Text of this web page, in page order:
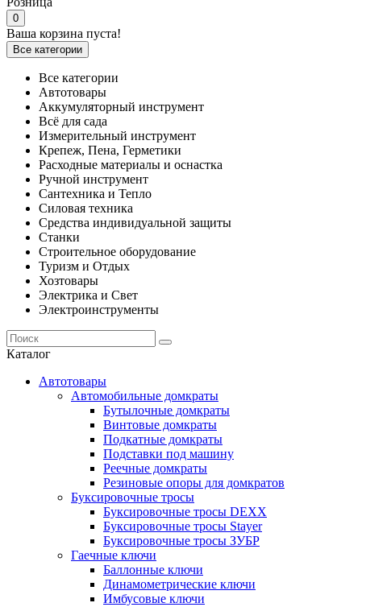
0
Ваша корзина пуста!
Все категории
Все категории
Автотовары
Аккумуляторный инструмент
Всё для сада
Измерительный инструмент
Крепеж, Пена, Герметики
Расходные материалы и оснастка
Ручной инструмент
Сантехника и Тепло
Силовая техника
Средства индивидуальной защиты
Станки
Строительное оборудование
Туризм и Отдых
Хозтовары
Электрика и Свет
Электроинструменты
Каталог
Автотовары
Автомобильные домкраты
Бутылочные домкраты
Винтовые домкраты
Подкатные домкраты
Подставки под машину
Реечные домкраты
Резиновые опоры для домкратов
Буксировочные тросы
Буксировочные тросы DEXX
Буксировочные тросы Stayer
Буксировочные тросы ЗУБР
Гаечные ключи
Баллонные ключи
Динамометрические ключи
Имбусовые ключи